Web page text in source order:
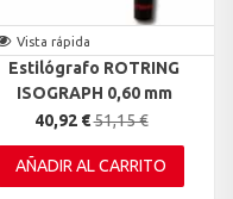
Vista rápida
Estilógrafo ROTRING
ISOGRAPH 0,60 mm
40,92 €51,15 €
AÑADIR AL CARRITO